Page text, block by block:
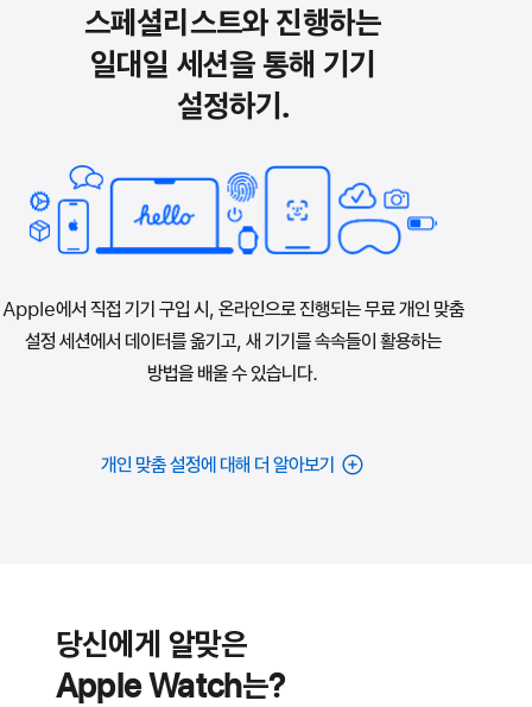
스페셜리스트와 진행하는
일대일 세션을 통해 기기
설정하기.
Apple에서 직접 기기 구입 시, 온라인으로 진행되는 무료 개인 맞춤
설정 세션에서 데이터를 옮기고, 새 기기를 속속들이 활용하는
방법을 배울 수 있습니다.
개인 맞춤 설정에 대해 더 알아보기
당신에게 알맞은
Apple Watch는?